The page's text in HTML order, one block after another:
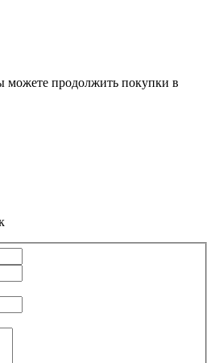
можете продолжить покупки в